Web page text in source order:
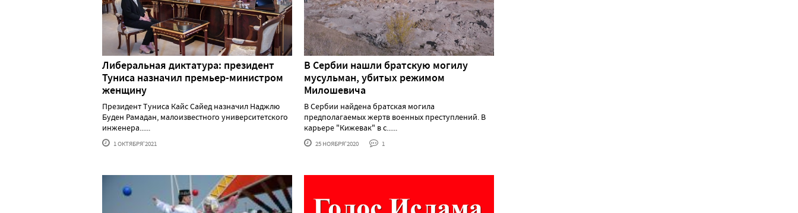
Либеральная диктатура: президент
Туниса назначил премьер-министром
женщину
Президент Туниса Кайс Сайед назначил Наджлю
Буден Рамадан, малоизвестного университетского
инженера......
1 ОКТЯБРЯ'2021
В Сербии нашли братскую могилу
мусульман, убитых режимом
Милошевича
В Сербии найдена братская могила
предполагаемых жертв военных преступлений. В
карьере "Кижевак" в с......
25 НОЯБРЯ'2020 1